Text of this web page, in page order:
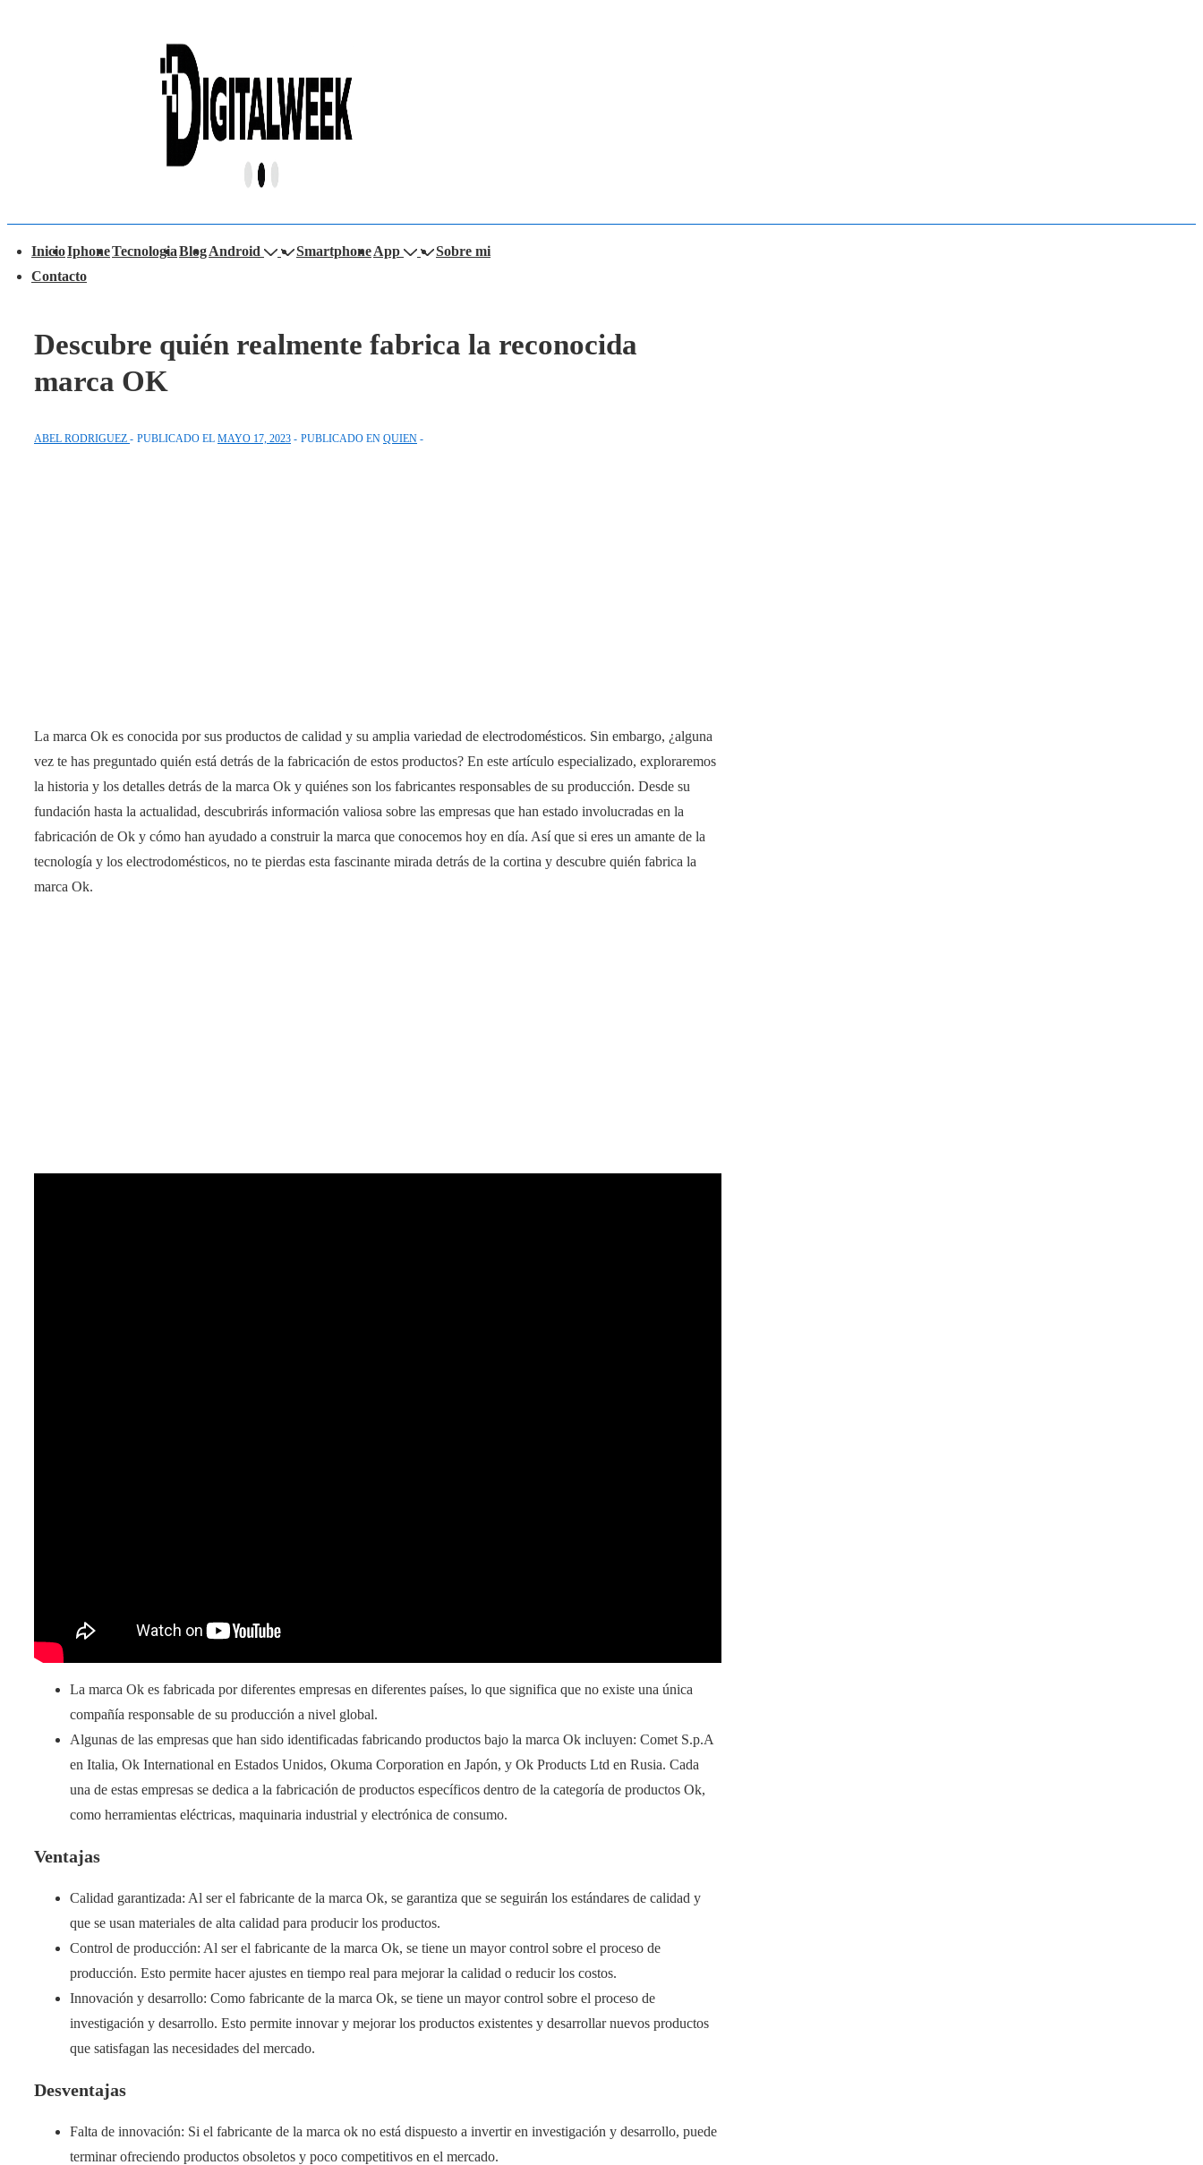
InicioIphoneTecnologiaBlogAndroid SmartphoneApp
Sobre mi
Contacto
Descubre quién realmente fabrica la reconocida
marca OK
ABEL RODRIGUEZ PUBLICADO EL MAYO 17, 2023 PUBLICADO EN QUIEN
La marca Ok es conocida por sus productos de calidad y su amplia variedad de electrodomésticos. Sin embargo, ¿alguna
vez te has preguntado quién está detrás de la fabricación de estos productos? En este artículo especializado, exploraremos
la historia y los detalles detrás de la marca Ok y quiénes son los fabricantes responsables de su producción. Desde su
fundación hasta la actualidad, descubrirás información valiosa sobre las empresas que han estado involucradas en la
fabricación de Ok y cómo han ayudado a construir la marca que conocemos hoy en día. Así que si eres un amante de la
tecnología y los electrodomésticos, no te pierdas esta fascinante mirada detrás de la cortina y descubre quién fabrica la
marca Ok.
La marca Ok es fabricada por diferentes empresas en diferentes países, lo que significa que no existe una única
compañía responsable de su producción a nivel global.
Algunas de las empresas que han sido identificadas fabricando productos bajo la marca Ok incluyen: Comet S.p.A
en Italia, Ok International en Estados Unidos, Okuma Corporation en Japón, y Ok Products Ltd en Rusia. Cada
una de estas empresas se dedica a la fabricación de productos específicos dentro de la categoría de productos Ok,
como herramientas eléctricas, maquinaria industrial y electrónica de consumo.
Ventajas
Calidad garantizada: Al ser el fabricante de la marca Ok, se garantiza que se seguirán los estándares de calidad y
que se usan materiales de alta calidad para producir los productos.
Control de producción: Al ser el fabricante de la marca Ok, se tiene un mayor control sobre el proceso de
producción. Esto permite hacer ajustes en tiempo real para mejorar la calidad o reducir los costos.
Innovación y desarrollo: Como fabricante de la marca Ok, se tiene un mayor control sobre el proceso de
investigación y desarrollo. Esto permite innovar y mejorar los productos existentes y desarrollar nuevos productos
que satisfagan las necesidades del mercado.
Desventajas
Falta de innovación: Si el fabricante de la marca ok no está dispuesto a invertir en investigación y desarrollo, puede
terminar ofreciendo productos obsoletos y poco competitivos en el mercado.